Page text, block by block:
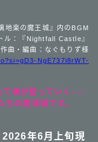
地楽の魔王城』内のBGM
ル：『Nightfall Castle』
作曲・編曲：なぐもりず様
NgE737i8rWT-
て魂が整っていく──
ちの魔導城です。
年6月上旬現